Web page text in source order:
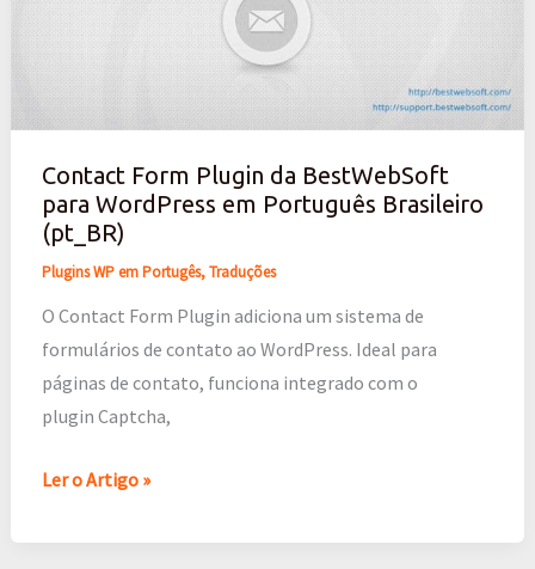
Contact Form Plugin da BestWebSoft
para WordPress em Português Brasileiro
(pt_BR)
Plugins WP em Portugês,Traduções
O Contact Form Plugin adiciona um sistema de
formulários de contato ao WordPress. Ideal para
páginas de contato, funciona integrado com o
plugin Captcha,
Form
Plugin
BestWebSoft
WordPress
em
Português
Brasileiro
(pt_BR)
Ler o Artigo »